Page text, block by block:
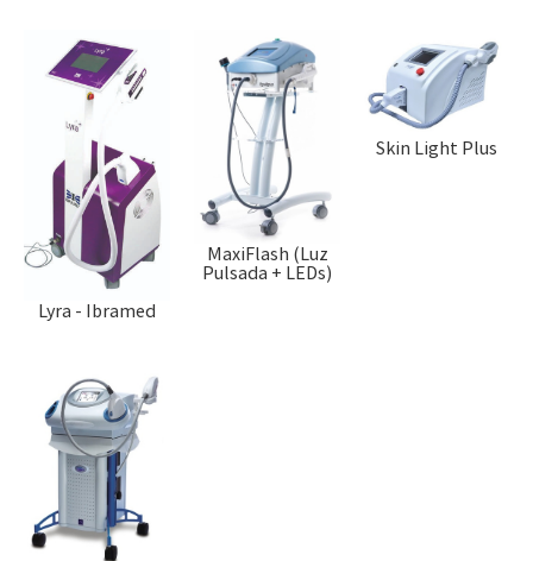
Lyra - Ibramed
MaxiFlash (Luz
Pulsada + LEDs)
Skin Light Plus